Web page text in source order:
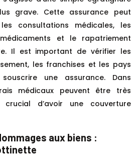
grave. Cette assurance peut
consultations médicales, les
et le rapatriement
Il est important de vérifier les
les franchises et les pays
une assurance. Dans
médicaux peuvent être très
d’avoir une couverture
aux biens :